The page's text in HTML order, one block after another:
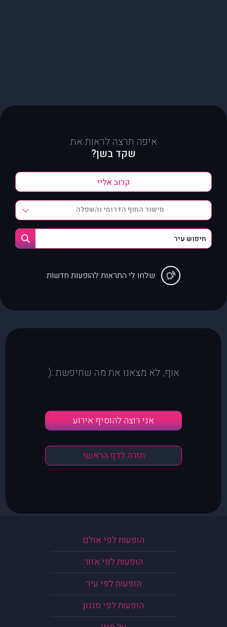
איפה תרצה לראות את
שקד בשן?
מישור החוף הדרומי והשפלה
שלחו לי התראות להופעות חדשות
אוף, לא מצאנו את מה שחיפשת :(
אני רוצה להוסיף אירוע
חזרה לדף הראשי
הופעות לפי אולם
הופעות לפי אזור
הופעות לפי עיר
הופעות לפי סגנון